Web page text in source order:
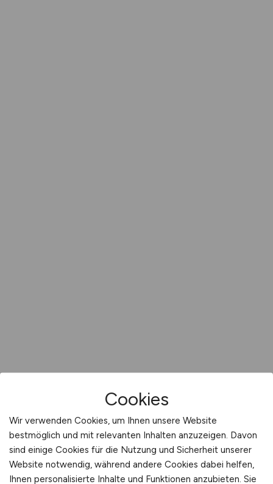
Cookies
Wir verwenden Cookies, um Ihnen unsere Website
bestmöglich und mit relevanten Inhalten anzuzeigen. Davon
sind einige Cookies für die Nutzung und Sicherheit unserer
Website notwendig, während andere Cookies dabei helfen,
Ihnen personalisierte Inhalte und Funktionen anzubieten. Sie